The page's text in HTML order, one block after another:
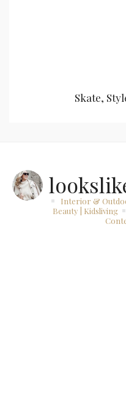
Skate,
Interior &
Beauty | Kidsliving